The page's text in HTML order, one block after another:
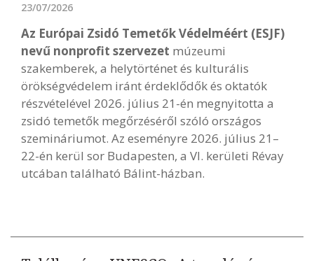
23/07/2026
Az Európai Zsidó Temetők Védelméért (ESJF)
nevű nonprofit szervezet múzeumi
szakemberek, a helytörténet és kulturális
örökségvédelem iránt érdeklődők és oktatók
részvételével 2026. július 21-én megnyitotta a
zsidó temetők megőrzéséről szóló országos
szemináriumot. Az eseményre 2026. július 21–
22-én kerül sor Budapesten, a VI. kerületi Révay
utcában található Bálint-házban.